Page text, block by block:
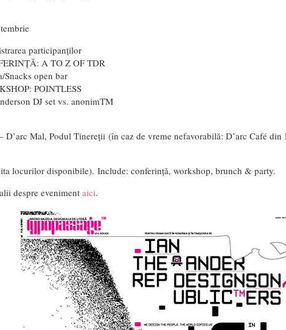
participanților
A TO Z OF TDR
Snacks open bar
POINTLESS
DJ set vs. anonimTM
D’arc Mal, Podul Tinereții (în caz de vreme nefavorabilă: D’arc Café din
locurilor disponibile). Include: conferință, workshop, brunch & party.
despre eveniment aici.